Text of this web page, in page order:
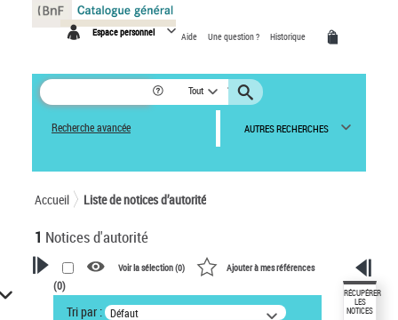
Espace personnel Aide Une question ? Historique
Tout
Recherche avancée AUTRES RECHERCHES
Accueil Liste de notices d’autorité
1 Notices d'autorité
VOTRE RECHERCHE
Voir la sélection (0) Ajouter à mes références
(0)
Tri par : Défaut
RÉCUPÉRER
LES
NOTICES
Panneau de gestion des cookies